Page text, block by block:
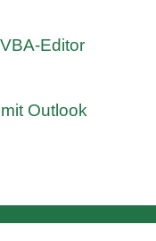
Editor
Outlook